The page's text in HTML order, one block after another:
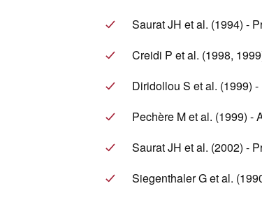
Saurat JH et al. (1994) -
Creidi P et al. (1998,
Diridollou S et al. (1999)
Pechère M et al. (1999) -
Saurat JH et al. (2002) -
Siegenthaler G et al.